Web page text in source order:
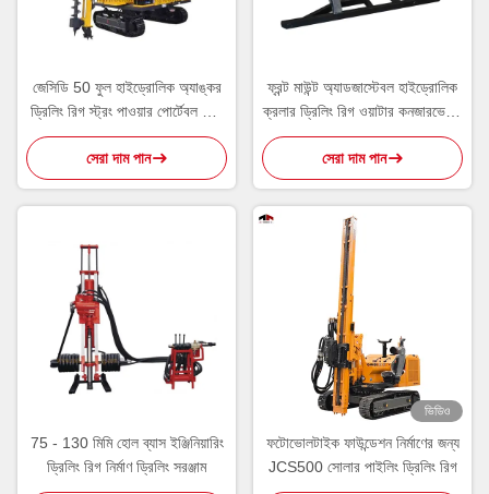
জেসিডি 50 ফুল হাইড্রোলিক অ্যাঙ্কর
ড্রিলিং রিগ স্ট্রং পাওয়ার পোর্টেবল ডিটি
ড্রিলিং রিগ
সেরা দাম পান
ফ্রন্ট মাউন্ট অ্যাডজাস্টেবল হাইড্রোলিক
ক্রলার ড্রিলিং রিগ ওয়াটার কনজারভেটরি
প্রকল্পের জন্য
সেরা দাম পান
75 - 130 মিমি হোল ব্যাস ইঞ্জিনিয়ারিং
ড্রিলিং রিগ নির্মাণ ড্রিলিং সরঞ্জাম
ভিডিও
ফটোভোলটাইক ফাউন্ডেশন নির্মাণের জন্য
JCS500 সোলার পাইলিং ড্রিলিং রিগ